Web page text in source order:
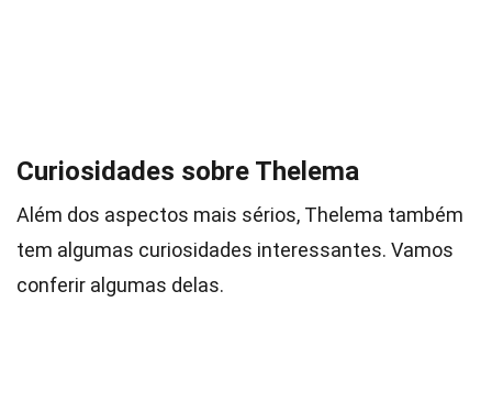
Curiosidades sobre Thelema
Além dos aspectos mais sérios, Thelema também
tem algumas curiosidades interessantes. Vamos
conferir algumas delas.